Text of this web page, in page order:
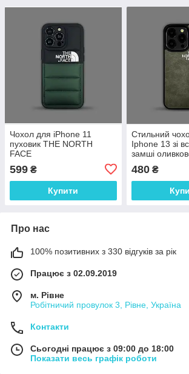
Чохол для iPhone 11
пуховик THE NORTH
FACE
599 ₴
Купити
Стильний
Iphone 13 зі
замші
480₴
Про нас
100% позитивних з 330 відгуків за рік
Працює з 02.09.2019
м. Рівне
Робітничий провулок 3, Рівне, Україна
Контакти
Сьогодні працює з 09:00 до 18:00
Показати весь графік роботи